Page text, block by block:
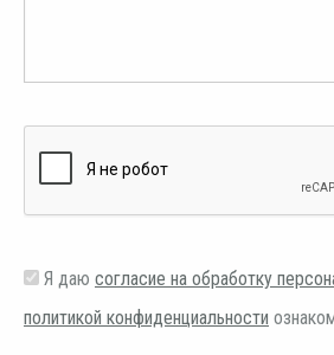
Я даю согласие на обработку
политикой конфиденциальности